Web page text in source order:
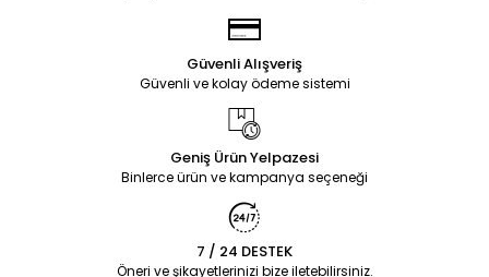
Güvenli Alışveriş
Güvenli ve kolay ödeme sistemi
Geniş Ürün Yelpazesi
Binlerce ürün ve kampanya seçeneği
7 / 24 DESTEK
Öneri ve şikayetlerinizi bize iletebilirsiniz.